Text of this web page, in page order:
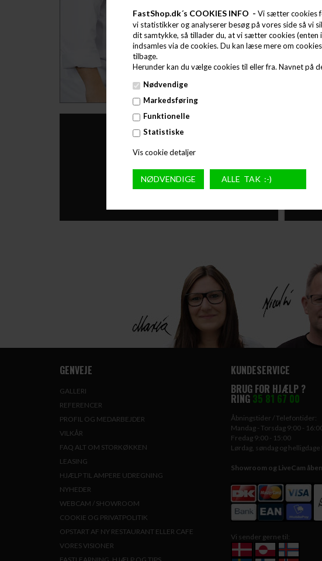
FastShop.dk´s COOKIES INFO - Vi sætter cookies
vi statistikker og analyserer besøg på vores side så vi
dit samtykke, så tillader du, at vi sætter cookies (enten
indsamles via de cookies. Du kan læse mere om
tilbage.
Herunder kan du vælge cookies til eller fra. Navnet på
Nødvendige
Markedsføring
Funktionelle
Statistiske
Vis cookie detaljer
GENVEJE
GALLERI
REFERENCER
PROFIL OG MEDARBEJDER
VILKÅR
FAQ ALT OM STORKØKKEN
LEASING
HJÆLP TIL AMPERE UDREGNING
NYHEDER
WEBCAM / SHOWROOM
COOKIE OG PRIVATPOLITIK
OPSTART AF NY RESTAURANT ELLER CAFE
VORES VISIONER
KUNDESERVICE
BRUG FOR HJÆLP ?
RING 35 81 67 00
Åbningstider / Telefontider:
Mandag - Torsdag 9:00 -
Fredag 9:00 - 15:00
Lørdag, søndag og helligdage
Showroom og LiveCam
Vi sender gerne til: